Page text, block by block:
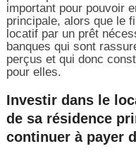
important pour pouvoir
principale, alors que le
locatif par un prêt
banques qui sont
perçus et qui donc
pour elles.
Investir dans le
de sa résidence
continuer à payer